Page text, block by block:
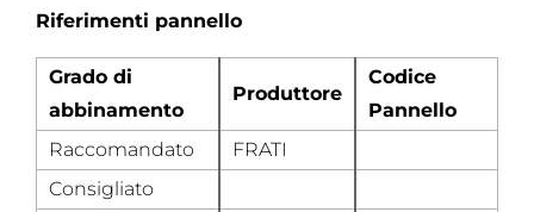
Riferimenti pannello
Grado di
abbinamento
Produttore
Codice
Pannello
Raccomandato
FRATI
Consigliato